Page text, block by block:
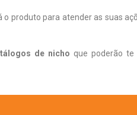
produto para atender as suas
de nicho que poderão